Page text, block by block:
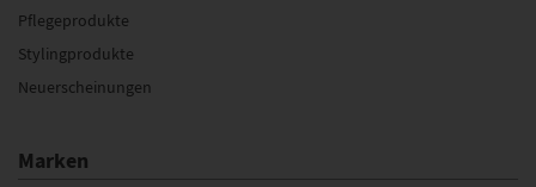
Pflegeprodukte
Stylingprodukte
Neuerscheinungen
Marken